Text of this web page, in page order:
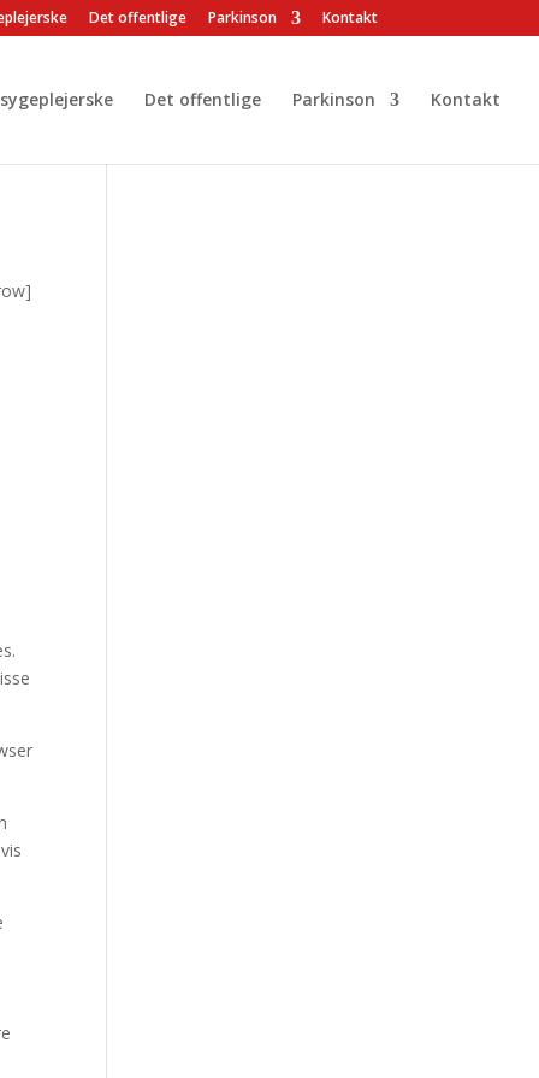
Det offentlige Parkinson Kontakt
Det offentlige Parkinson Kontakt